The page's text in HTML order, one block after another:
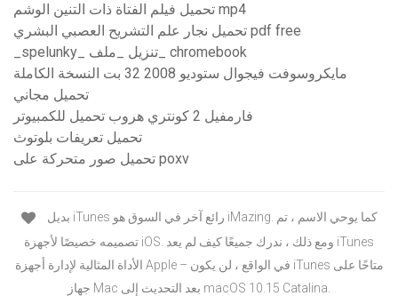
تحميل فيلم الفتاة ذات التنين الوشم mp4
تحميل نجار علم التشريح العصبي البشري pdf free
_spelunky_ تنزيل _ملف_ chromebook
مايكروسوفت فيجوال ستوديو 2008 32 بت النسخة الكاملة
تحميل مجاني
فارمفيل 2 كونتري هروب تحميل للكمبيوتر
تحميل تعريفات بلوتوث
تحميل صور متحركة على poxv
تصميمه خصيصًا لأجهزة iOS. ومع ذلك ، ندرك جميعًا كيف لم يعد iTunes
الأداة المثالية لإدارة أجهزة Apple – في الواقع ، لن يكون iTunes متاحًا على
جهاز Mac بعد التحديث إلى macOS 10.15 Catalina.